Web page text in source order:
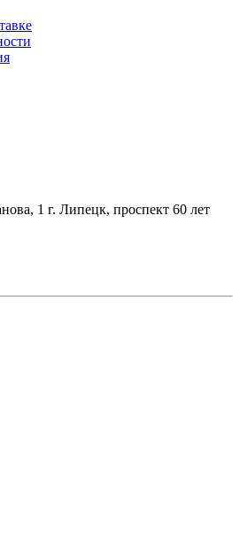
1 г. Липецк, проспект 60 лет